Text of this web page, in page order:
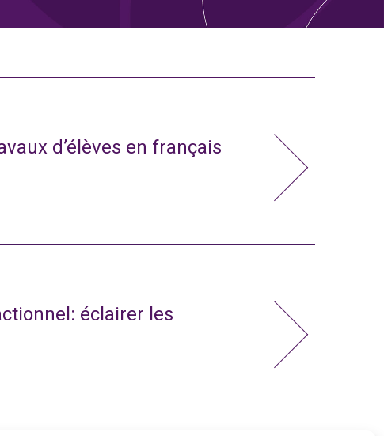
d’élèves en français
éclairer les